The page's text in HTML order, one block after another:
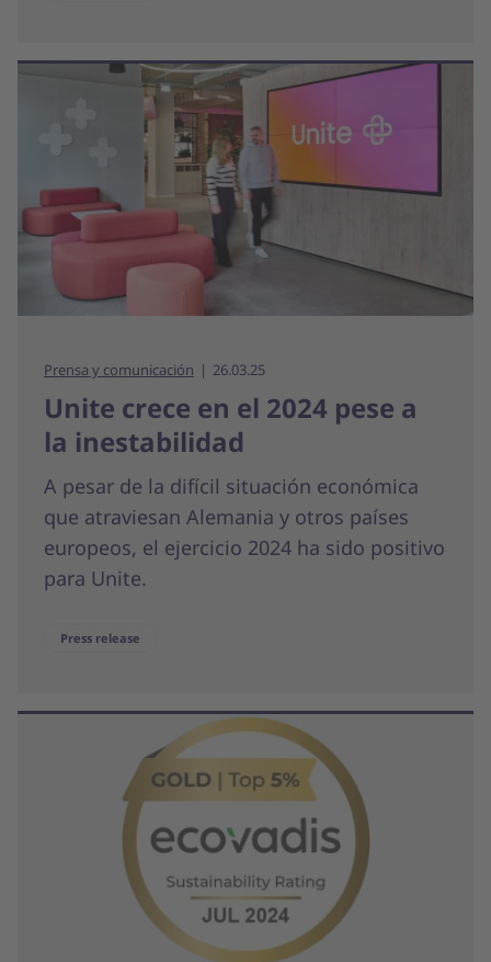
Prensa y comunicación 26.03.25
Unite crece en el 2024 pese a
la inestabilidad
A pesar de la difícil situación económica
que atraviesan Alemania y otros países
europeos, el ejercicio 2024 ha sido positivo
para Unite.
Press release